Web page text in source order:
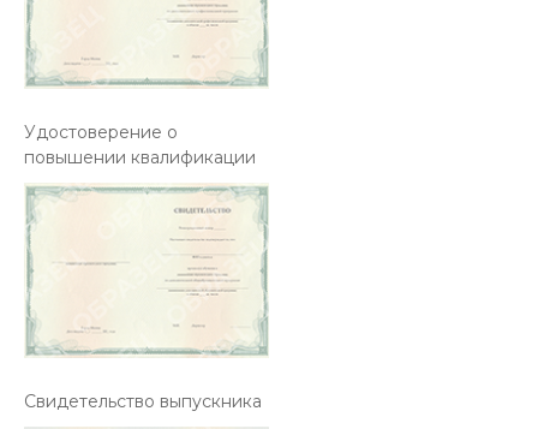
Удостоверение о
повышении квалификации
Свидетельство выпускника